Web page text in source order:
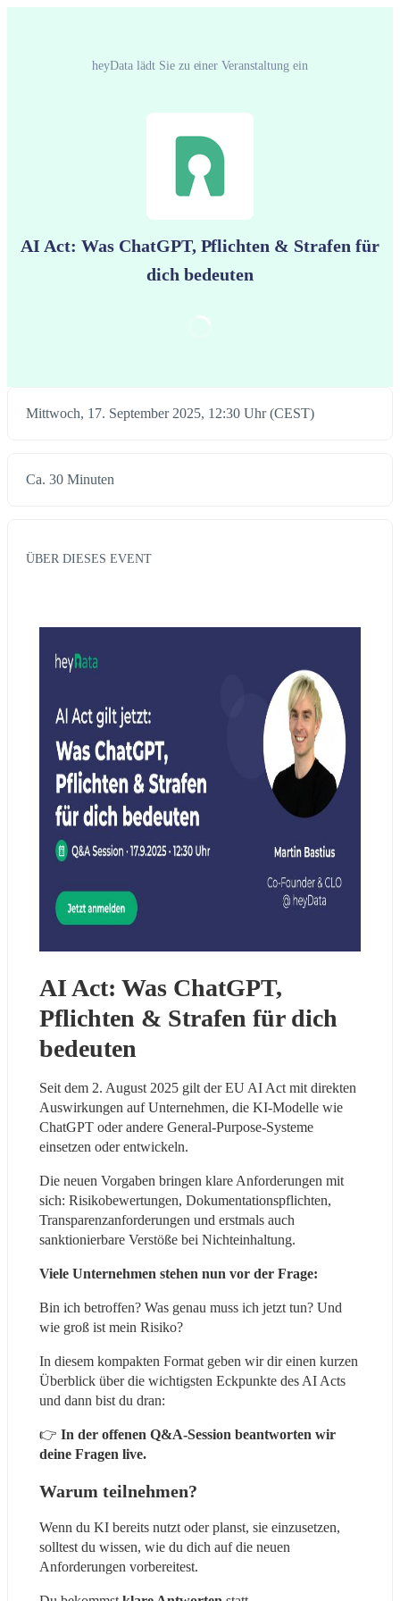
heyData‬ lädt Sie zu einer Veranstaltung ein
AI Act: Was ChatGPT, Pflichten & Strafen für
dich bedeuten
Mittwoch, 17. September 2025, 12:30 Uhr (CEST)
Ca. 30 Minuten
ÜBER DIESES EVENT
AI Act: Was ChatGPT,
Pflichten & Strafen für dich
bedeuten
Seit dem 2. August 2025 gilt der EU AI Act mit direkten
Auswirkungen auf Unternehmen, die KI-Modelle wie
ChatGPT oder andere General-Purpose-Systeme
einsetzen oder entwickeln.
Die neuen Vorgaben bringen klare Anforderungen mit
sich: Risikobewertungen, Dokumentationspflichten,
Transparenzanforderungen und erstmals auch
sanktionierbare Verstöße bei Nichteinhaltung.
Viele Unternehmen stehen nun vor der Frage:
Bin ich betroffen? Was genau muss ich jetzt tun? Und
wie groß ist mein Risiko?
In diesem kompakten Format geben wir dir einen kurzen
Überblick über die wichtigsten Eckpunkte des AI Acts
und dann bist du dran:
👉 In der offenen Q&A-Session beantworten wir
deine Fragen live.
Warum teilnehmen?
Wenn du KI bereits nutzt oder planst, sie einzusetzen,
solltest du wissen, wie du dich auf die neuen
Anforderungen vorbereitest.